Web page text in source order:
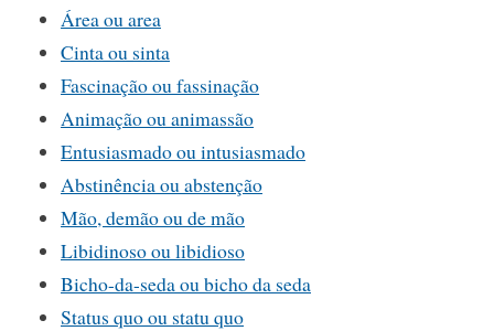
Área ou area
Cinta ou sinta
Fascinação ou fassinação
Animação ou animassão
Entusiasmado ou intusiasmado
Abstinência ou abstenção
Mão, demão ou de mão
Libidinoso ou libidioso
Bicho-da-seda ou bicho da seda
Status quo ou statu quo